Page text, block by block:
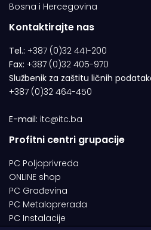
Bosna i Hercegovina
Kontaktirajte nas
Tel.: +387 (0)32 441-200
Fax: +387 (0)32 405-970
Službenik za zaštitu ličnih
+387 (0)32 464-450
E-mail: itc@itc.ba
Profitni centri grupacije
PC Poljoprivreda
ONLINE shop
PC Građevina
PC Metaloprerada
PC Instalacije